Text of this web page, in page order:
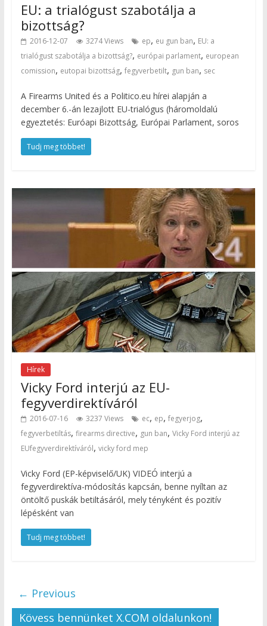
EU: a trialógust szabotálja a
bizottság?
2016-12-07 3274 Views ep, eu gun ban, EU: a
trialógust szabotálja a bizottság?, európai parlament, european
comission, eutopai bizottság, fegyverbetilt, gun ban, sec
A Firearms United és a Politico.eu hírei alapján a
december 6.-án lezajlott EU-trialógus (háromoldalú
egyeztetés: Euróapi Bizottság, Európai Parlament, soros
Tudj meg többet!
Hírek
Vicky Ford interjú az EU-
fegyverdirektíváról
2016-07-16 3237 Views ec, ep, fegyerjog,
fegyverbetiltás, firearms directive, gun ban, Vicky Ford interjú az
EUfegyverdirektíváról, vicky ford mep
Vicky Ford (EP-képviselő/UK) VIDEÓ interjú a
fegyverdirektíva-módosítás kapcsán, benne nyíltan az
öntöltő puskák betiltásáról, mely tényként és pozitív
lépésként van
Tudj meg többet!
← Previous
Kövess bennünket X.COM oldalunkon!